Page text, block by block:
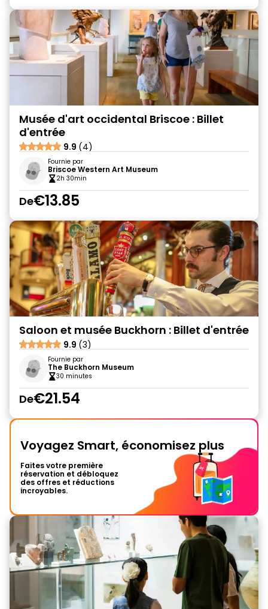
Musée d'art occidental Briscoe : Billet
d'entrée
9.9 (4)
Fournie par
Briscoe Western Art Museum
2h 30min
De€13.85
Saloon et musée Buckhorn : Billet d'entrée
9.9 (3)
Fournie par
The Buckhorn Museum
30 minutes
De€21.54
Voyagez Smart, économisez plus
Faites votre première
réservation et débloquez
des offres et réductions
incroyables.